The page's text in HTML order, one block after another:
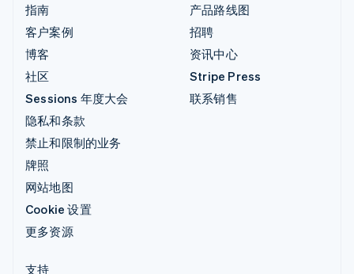
指南
客户案例
博客
社区
Sessions 年度大会
隐私和条款
禁止和限制的业务
牌照
网站地图
Cookie 设置
更多资源
产品路线图
招聘
资讯中心
Stripe Press
联系销售
支持